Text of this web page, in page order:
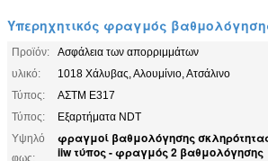
Υπερηχητικός φραγμός
Προϊόν:
Ασφάλεια των απορριμμάτων
υλικό:
1018 Χάλυβας, Αλουμίνιο, Ατσάλινο
Τύπος:
ΑΣTM E317
Τύπος:
Εξαρτήματα NDT
Υψηλό
φως:
φραγμοί βαθμολόγησης
iiw τύπος - φραγμός 2 βαθμολόγησης